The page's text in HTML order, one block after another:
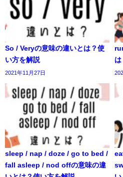
So / Veryの意味の違いとは？使
い方を解説
2021年11月27日
sleep / nap / doze / go to bed /
fall asleep / nod offの意味の違